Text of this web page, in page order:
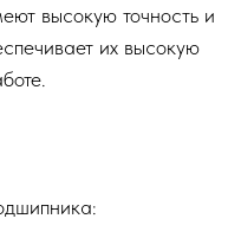
высокую точность и
их высокую